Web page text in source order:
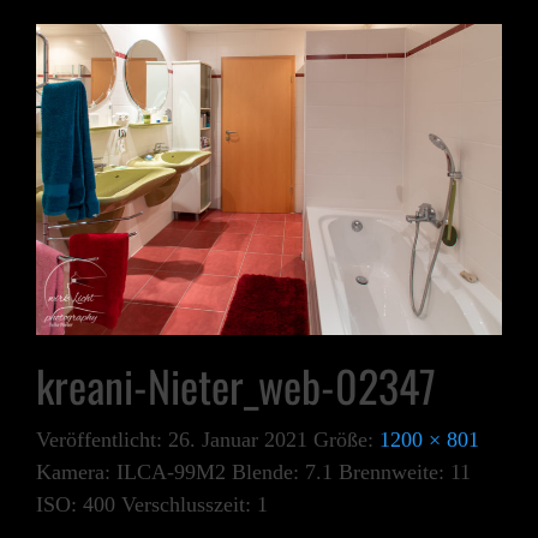
kreani-Nieter_web-02347
Veröffentlicht: 26. Januar 2021 Größe: 1200 × 801
Kamera: ILCA-99M2 Blende: 7.1 Brennweite: 11
ISO: 400 Verschlusszeit: 1